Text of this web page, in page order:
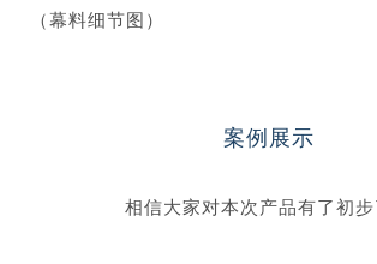
（幕料细节图）
案例展示
相信大家对本次产品有了初